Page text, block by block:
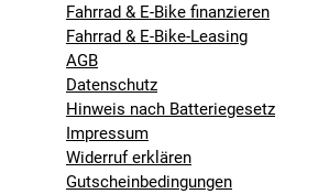
Fahrrad & E-Bike finanzieren
Fahrrad & E-Bike-Leasing
AGB
Datenschutz
Hinweis nach Batteriegesetz
Impressum
Widerruf erklären
Gutscheinbedingungen